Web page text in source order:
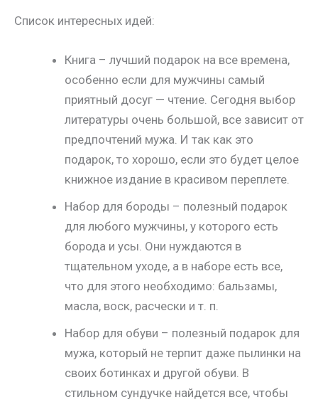
Список интересных идей:
Книга – лучший подарок на все времена,
особенно если для мужчины самый
приятный досуг — чтение. Сегодня выбор
литературы очень большой, все зависит от
предпочтений мужа. И так как это
подарок, то хорошо, если это будет целое
книжное издание в красивом переплете.
Набор для бороды – полезный подарок
для любого мужчины, у которого есть
борода и усы. Они нуждаются в
тщательном уходе, а в наборе есть все,
что для этого необходимо: бальзамы,
масла, воск, расчески и т. п.
Набор для обуви – полезный подарок для
мужа, который не терпит даже пылинки на
своих ботинках и другой обуви. В
стильном сундучке найдется все, чтобы